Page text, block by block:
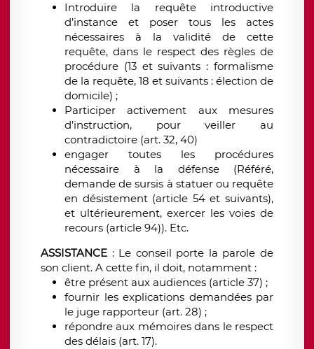
Introduire la requête introductive
d’instance et poser tous les actes
nécessaires à la validité de cette
requête, dans le respect des règles de
procédure (13 et suivants : formalisme
de la requête, 18 et suivants : élection de
domicile) ;
Participer activement aux mesures
d’instruction, pour veiller au
contradictoire (art. 32, 40)
engager toutes les procédures
nécessaire à la défense (Référé,
demande de sursis à statuer ou requête
en désistement (article 54 et suivants),
et ultérieurement, exercer les voies de
recours (article 94)). Etc.
ASSISTANCE : Le conseil porte la parole de
son client. A cette fin, il doit, notamment :
être présent aux audiences (article 37) ;
fournir les explications demandées par
le juge rapporteur (art. 28) ;
répondre aux mémoires dans le respect
des délais (art. 17).